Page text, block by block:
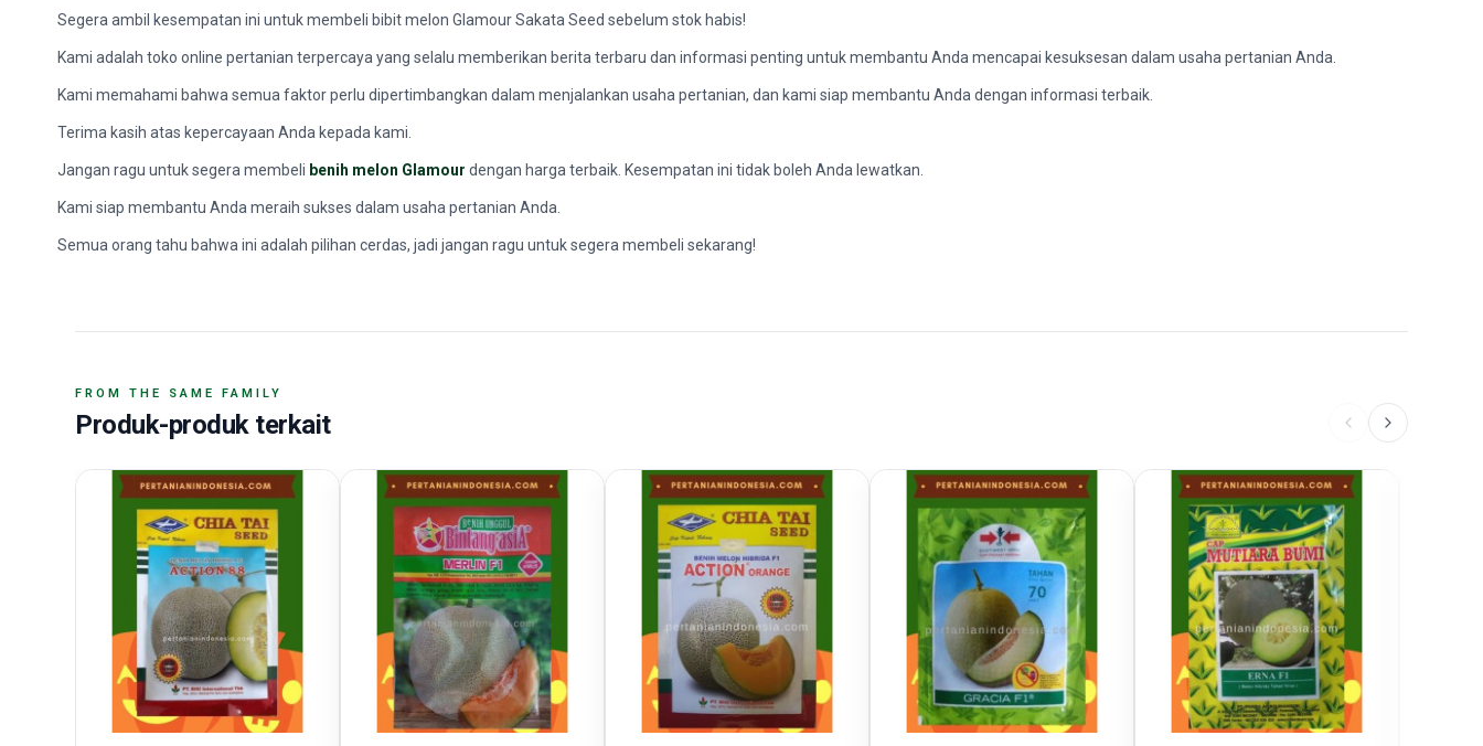
Segera ambil kesempatan ini untuk membeli bibit melon Glamour Sakata Seed sebelum stok habis!
Kami adalah toko online pertanian terpercaya yang selalu memberikan berita terbaru dan informasi penting untuk membantu Anda mencapai kesuksesan dalam usaha pertanian Anda.
Kami memahami bahwa semua faktor perlu dipertimbangkan dalam menjalankan usaha pertanian, dan kami siap membantu Anda dengan informasi terbaik.
Terima kasih atas kepercayaan Anda kepada kami.
Jangan ragu untuk segera membeli benih melon Glamour dengan harga terbaik. Kesempatan ini tidak boleh Anda lewatkan.
Kami siap membantu Anda meraih sukses dalam usaha pertanian Anda.
Semua orang tahu bahwa ini adalah pilihan cerdas, jadi jangan ragu untuk segera membeli sekarang!
FROM THE SAME FAMILY
Produk-produk terkait